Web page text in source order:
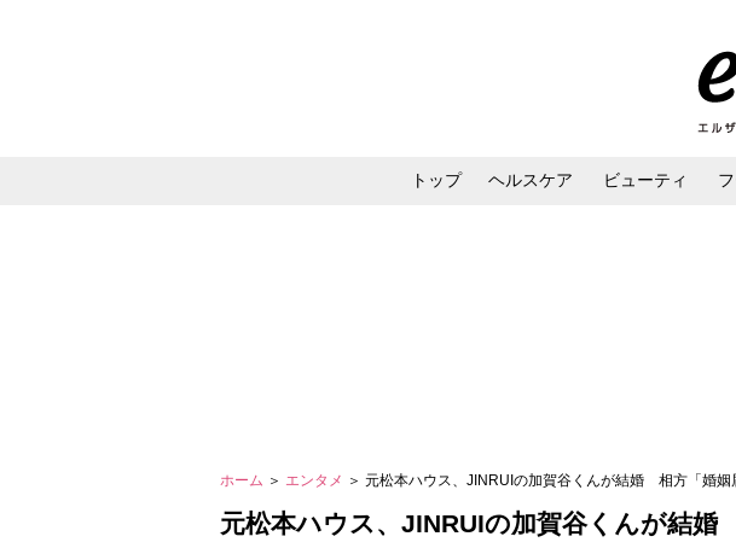
トップ ヘルスケア ビューティ
ホーム ＞ エンタメ ＞ 元松本ハウス、JINRUIの加賀谷くんが結婚 相方「婚姻
元松本ハウス、JINRUIの加賀谷くんが結